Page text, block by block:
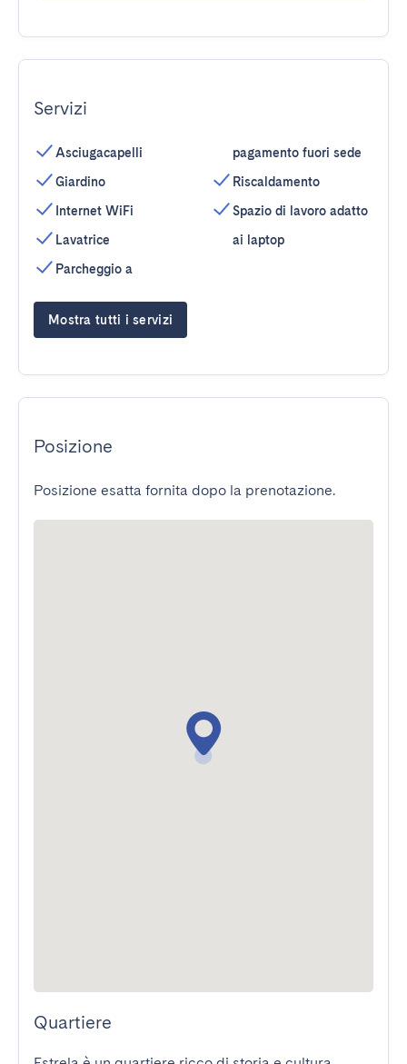
Servizi
Asciugacapelli
Giardino
Internet WiFi
Lavatrice
Parcheggio a
pagamento fuori sede
Riscaldamento
Spazio di lavoro adatto
ai laptop
Mostra tutti i servizi
Posizione
Posizione esatta fornita dopo la prenotazione.
Quartiere